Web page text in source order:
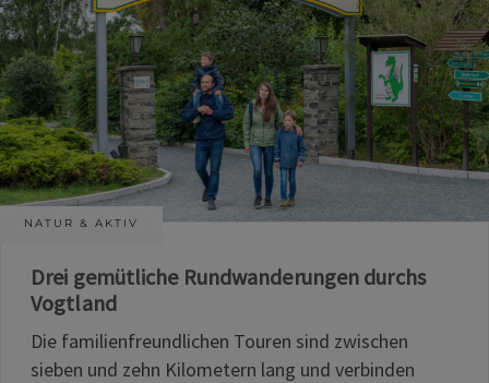
NATUR & AKTIV
Drei gemütliche Rundwanderungen durchs
Vogtland
Die familienfreundlichen Touren sind zwischen
sieben und zehn Kilometern lang und verbinden